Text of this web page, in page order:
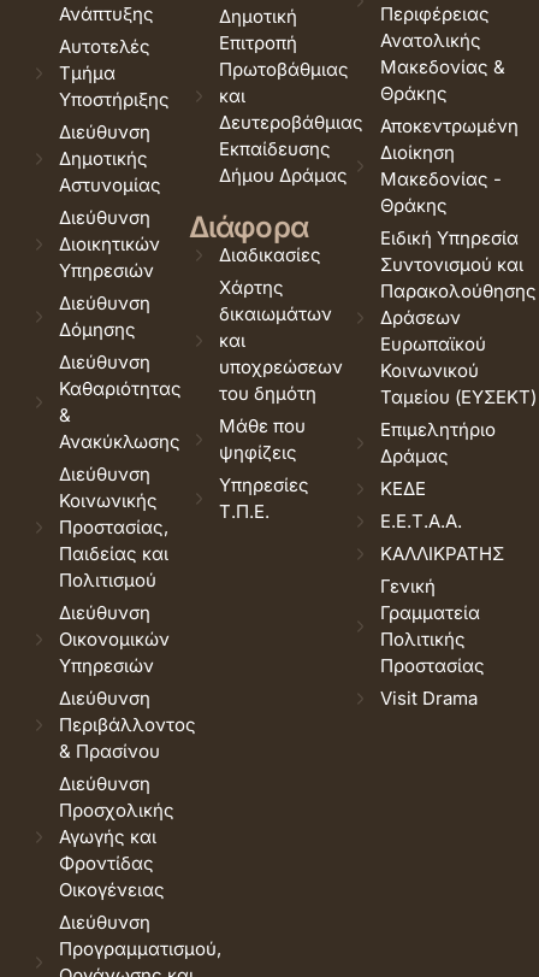
Ανάπτυξης
Αυτοτελές
Τμήμα
Υποστήριξης
Διεύθυνση
Δημοτικής
Αστυνομίας
Διεύθυνση
Διοικητικών
Υπηρεσιών
Διεύθυνση
Δόμησης
Διεύθυνση
Καθαριότητας
&
Ανακύκλωσης
Διεύθυνση
Κοινωνικής
Προστασίας,
Παιδείας και
Πολιτισμού
Διεύθυνση
Οικονομικών
Υπηρεσιών
Διεύθυνση
Περιβάλλοντος
& Πρασίνου
Διεύθυνση
Προσχολικής
Αγωγής και
Φροντίδας
Οικογένειας
Διεύθυνση
Προγραμματισμού,
Δημοτική
Επιτροπή
Πρωτοβάθμιας
και
Δευτεροβάθμιας
Εκπαίδευσης
Δήμου Δράμας
Διάφορα
Διαδικασίες
Χάρτης
δικαιωμάτων
και
υποχρεώσεων
του δημότη
Μάθε που
ψηφίζεις
Υπηρεσίες
Τ.Π.Ε.
Περιφέρειας
Ανατολικής
Μακεδονίας &
Θράκης
Αποκεντρωμένη
Διοίκηση
Μακεδονίας -
Θράκης
Ειδική Υπηρεσία
Συντονισμού και
Παρακολούθησης
Δράσεων
Ευρωπαϊκού
Κοινωνικού
Ταμείου (ΕΥΣΕΚΤ)
Επιμελητήριο
Δράμας
ΚΕΔΕ
Ε.Ε.Τ.Α.Α.
ΚΑΛΛΙΚΡΑΤΗΣ
Γενική
Γραμματεία
Πολιτικής
Προστασίας
Visit Drama